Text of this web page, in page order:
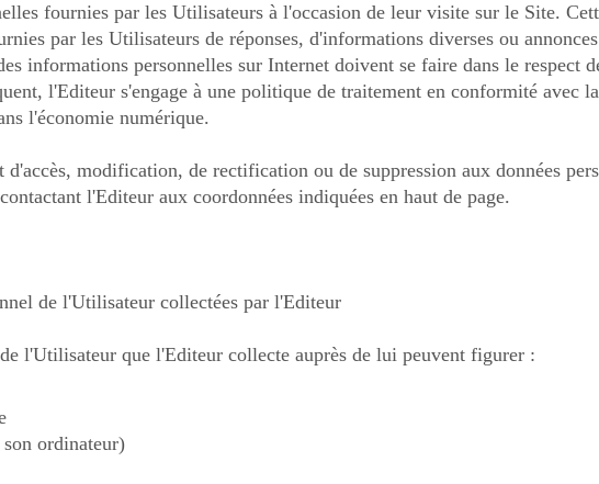
fournies par les Utilisateurs à l'occasion de leur visite sur le Site.
par les Utilisateurs de réponses, d'informations diverses ou
informations personnelles sur Internet doivent se faire dans le respect
l'Editeur s'engage à une politique de traitement en conformité avec
l'économie numérique.
modification, de rectification ou de suppression aux données
l'Editeur aux coordonnées indiquées en haut de page.
de l'Utilisateur collectées par l'Editeur
l'Utilisateur que l'Editeur collecte auprès de lui peuvent figurer :
son ordinateur)